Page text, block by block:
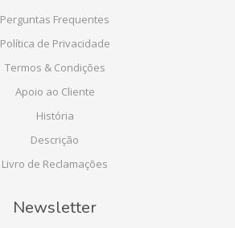
Perguntas Frequentes
Política de Privacidade
Termos & Condições
Apoio ao Cliente
História
Descrição
Livro de Reclamações
Newsletter